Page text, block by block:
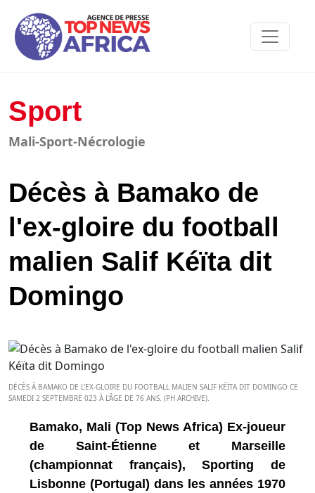
Sport
Mali-Sport-Nécrologie
Décès à Bamako de
l'ex-gloire du football
malien Salif Kéïta dit
Domingo
DÉCÈS À BAMAKO DE L'EX-GLOIRE DU FOOTBALL MALIEN SALIF KÉÏTA DIT DOMINGO CE
SAMEDI 2 SEPTEMBRE 023 À L'ÂGE DE 76 ANS. (PH ARCHIVE).
Bamako, Mali (Top News Africa) Ex-joueur
de Saint-Étienne et Marseille
(championnat français), Sporting de
Lisbonne (Portugal) dans les années 1970